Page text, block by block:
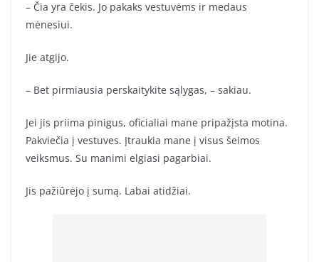
– Čia yra čekis. Jo pakaks vestuvėms ir medaus
mėnesiui.
Jie atgijo.
– Bet pirmiausia perskaitykite sąlygas, – sakiau.
Jei jis priima pinigus, oficialiai mane pripažįsta motina.
Pakviečia į vestuves. Įtraukia mane į visus šeimos
veiksmus. Su manimi elgiasi pagarbiai.
Jis pažiūrėjo į sumą. Labai atidžiai.